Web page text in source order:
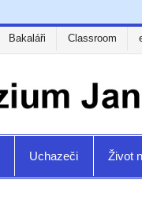
Bakaláři Classroom
Uchazeči Život